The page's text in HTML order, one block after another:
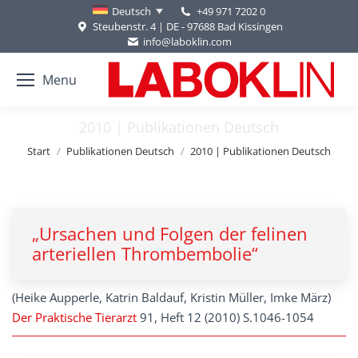
Deutsch
+49 971 7202 0
Steubenstr. 4 | DE - 97688 Bad Kissingen
info@laboklin.com
Menu
2010 | Publikationen Deutsch
Sie befinden sich hier:
Start Publikationen Deutsch 2010 | Publikationen Deutsch
„Ursachen und Folgen der felinen
arteriellen Thrombembolie“
(Heike Aupperle, Katrin Baldauf, Kristin Müller, Imke März)
Der Praktische Tierarzt 91, Heft 12 (2010) S.1046-1054